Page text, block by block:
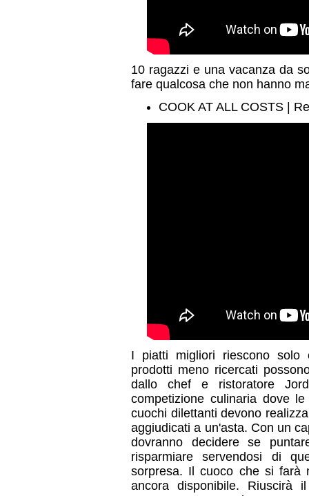
10 ragazzi e una vacanza da
fare qualcosa che non hanno
COOK AT ALL COSTS |
I piatti migliori riescono solo
prodotti meno ricercati
dallo chef e ristoratore
competizione culinaria dove
cuochi dilettanti devono
aggiudicati a un'asta. Con un
dovranno decidere se
risparmiare servendosi di
sorpresa. Il cuoco che si farà
ancora disponibile. Riuscirà